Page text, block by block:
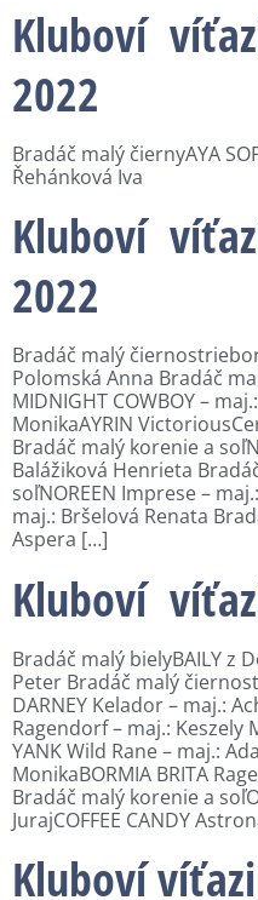
Kluboví
2022
Bradáč malý čiernyAYA
Řehánková Iva
Kluboví
2022
Bradáč malý
Polomská Anna Bradáč
MIDNIGHT COWBOY –
MonikaAYRIN
Bradáč malý korenie a
Balážiková Henrieta
soľNOREEN Imprese –
maj.: Bršelová Renata
Aspera […]
Kluboví
Bradáč malý bielyBAILY z
Peter Bradáč malý
DARNEY Kelador – maj.:
Ragendorf – maj.: Keszely
YANK Wild Rane – maj.:
MonikaBORMIA BRITA
Bradáč malý korenie a
JurajCOFFEE CANDY
Kluboví